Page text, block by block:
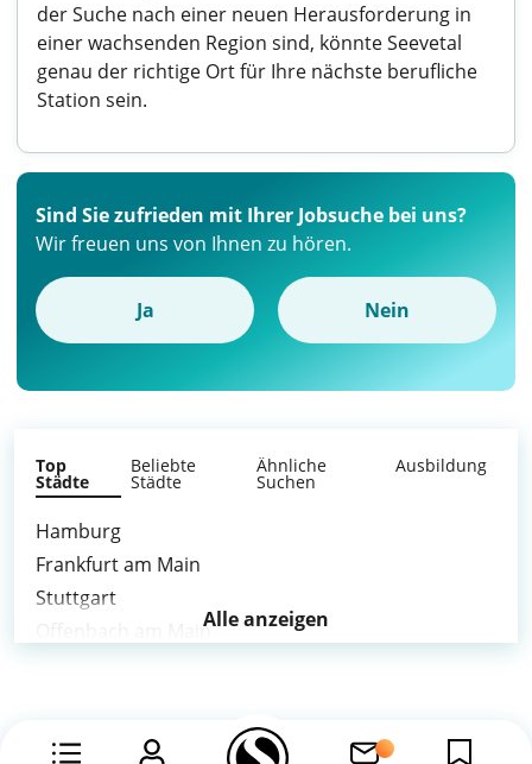
der Suche nach einer neuen Herausforderung in
einer wachsenden Region sind, könnte Seevetal
genau der richtige Ort für Ihre nächste berufliche
Station sein.
Sind Sie zufrieden mit Ihrer Jobsuche bei uns?
Wir freuen uns von Ihnen zu hören.
Ja Nein
Top
Städte
Beliebte
Städte
Ähnliche
Suchen
Ausbildung
Hamburg
Frankfurt am Main
Stuttgart
Offenbach am MainAlle anzeigen